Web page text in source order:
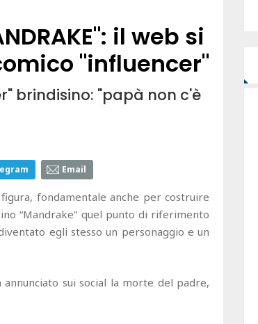
il web si
"influencer"
brindisino: "papà non c'è
Email
fondamentale anche per costruire
“Mandrake” quel punto di riferimento
egli stesso un personaggio e un
annunciato sui social la morte del padre,